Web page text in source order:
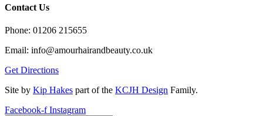
Contact Us
Phone: 01206 215655
Email: info@amourhairandbeauty.co.uk
Get Directions
Site by Kip Hakes part of the KCJH Design Family.
Facebook-f Instagram